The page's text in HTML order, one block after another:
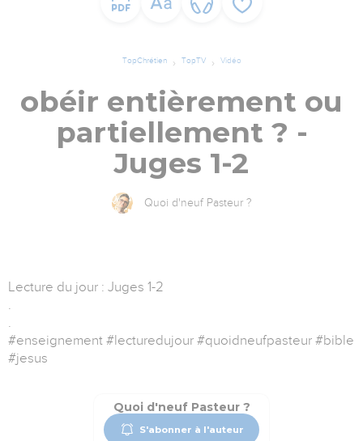
TopChrétien TopTV Vidéo
obéir entièrement ou
partiellement ? -
Juges 1-2
Quoi d'neuf Pasteur ?
Lecture du jour : Juges 1-2
.
.
#enseignement #lecturedujour #quoidneufpasteur #bible
#jesus
Quoi d'neuf Pasteur ?
S'abonner à l'auteur